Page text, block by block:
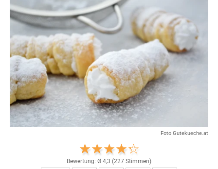
Foto Gutekueche.at
Bewertung: Ø 4,3 (227 Stimmen)